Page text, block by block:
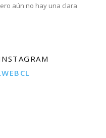
aún no hay una clara